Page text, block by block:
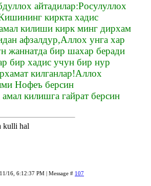
айтадилар:Росулуллох
киркта хадис
килиши кирк минг дирхам
афзалдур,Аллох унга хар
жаннатда бир шахар беради
бир хадис учун бир нур
килганлар!Аллох
Нофеъ берсин
килишга гайрат берсин
kulli hal
16, 6:12:37 PM | Message # 107